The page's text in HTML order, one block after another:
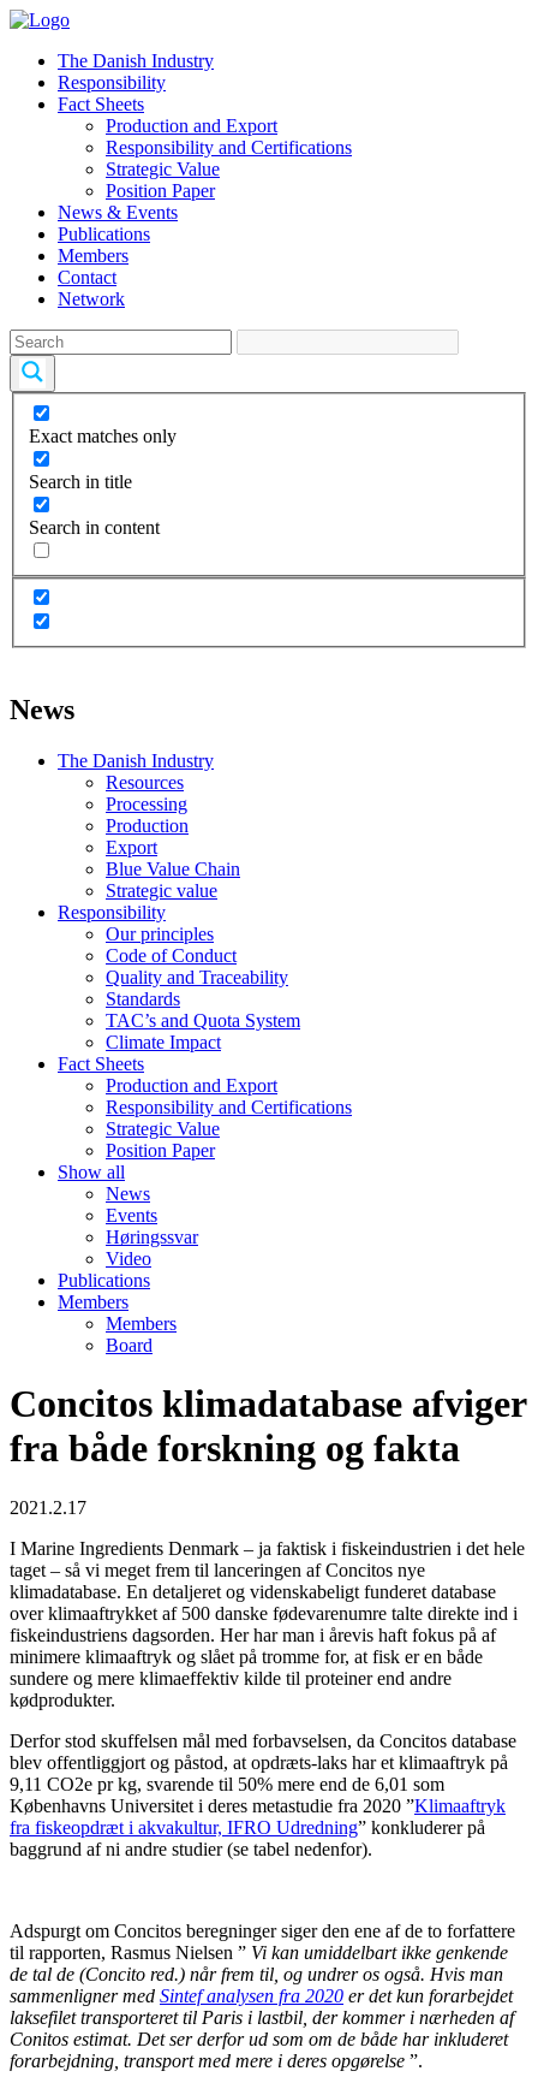
The Danish Industry
Responsibility
Fact Sheets
Production and Export
Responsibility and Certifications
Strategic Value
Position Paper
News & Events
Publications
Members
Contact
Network
Exact matches only
Search in title
Search in content
News
The Danish Industry
Resources
Processing
Production
Export
Blue Value Chain
Strategic value
Responsibility
Our principles
Code of Conduct
Quality and Traceability
Standards
TAC’s and Quota System
Climate Impact
Fact Sheets
Production and Export
Responsibility and Certifications
Strategic Value
Position Paper
Show all
News
Events
Høringssvar
Video
Publications
Members
Members
Board
Concitos klimadatabase afviger
fra både forskning og fakta
2021.2.17
I Marine Ingredients Denmark – ja faktisk i fiskeindustrien i det hele
taget – så vi meget frem til lanceringen af Concitos nye
klimadatabase. En detaljeret og videnskabeligt funderet database
over klimaaftrykket af 500 danske fødevarenumre talte direkte ind i
fiskeindustriens dagsorden. Her har man i årevis haft fokus på af
minimere klimaaftryk og slået på tromme for, at fisk er en både
sundere og mere klimaeffektiv kilde til proteiner end andre
kødprodukter.
Derfor stod skuffelsen mål med forbavselsen, da Concitos database
blev offentliggjort og påstod, at opdræts-laks har et klimaaftryk på
9,11 CO2e pr kg, svarende til 50% mere end de 6,01 som
Københavns Universitet i deres metastudie fra 2020 ”Klimaaftryk
fra fiskeopdræt i akvakultur, IFRO Udredning” konkluderer på
baggrund af ni andre studier (se tabel nedenfor).
Adspurgt om Concitos beregninger siger den ene af de to forfattere
til rapporten, Rasmus Nielsen ” Vi kan umiddelbart ikke genkende
de tal de (Concito red.) når frem til, og undrer os også. Hvis man
sammenligner med Sintef analysen fra 2020 er det kun forarbejdet
laksefilet transporteret til Paris i lastbil, der kommer i nærheden af
Conitos estimat. Det ser derfor ud som om de både har inkluderet
forarbejdning, transport med mere i deres opgørelse ”.